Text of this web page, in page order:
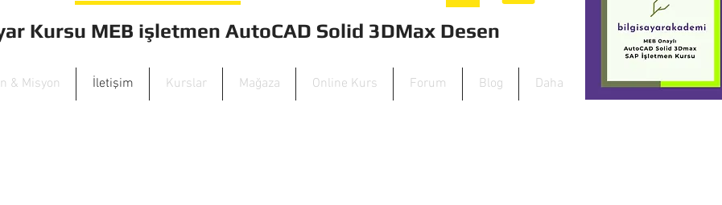
Kursu MEB işletmen AutoCAD Solid 3DMax Desen
& Misyon İletişim Kurslar Mağaza Online Kurs Forum Blog Daha